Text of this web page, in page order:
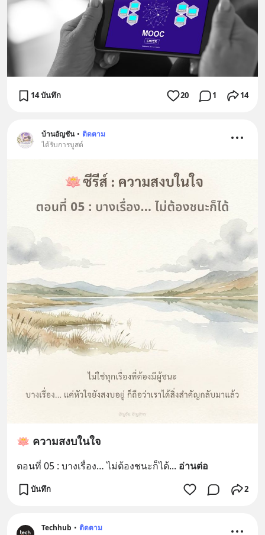
14 บันทึก 20 1 14
บ้านอัญชัน • ติดตาม
ได้รับการบูสต์
🪷 ความสงบในใจ
ตอนที่ 05 : บางเรื่อง… ไม่ต้องชนะก็ได้... อ่านต่อ
บันทึก 2
Techhub • ติดตาม